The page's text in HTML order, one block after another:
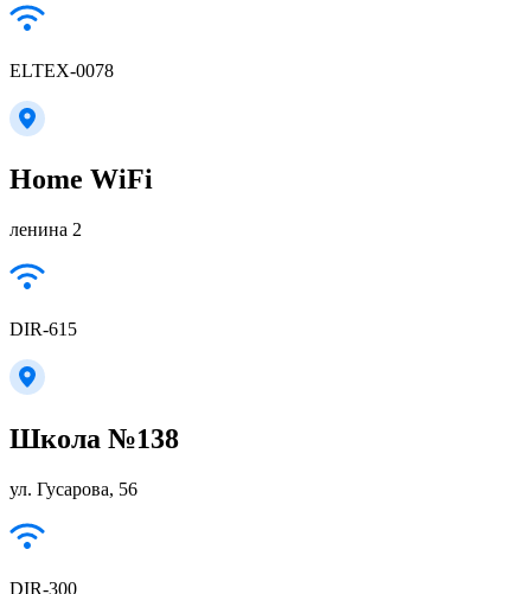
ELTEX-0078
Home WiFi
ленина 2
DIR-615
Школа №138
ул. Гусарова, 56
DIR-300